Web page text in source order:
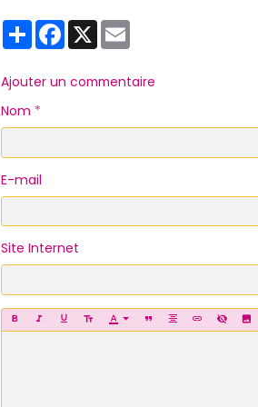
PartagerFacebook
X
Ajouter un commentaire
Nom
E-mail
Site Internet